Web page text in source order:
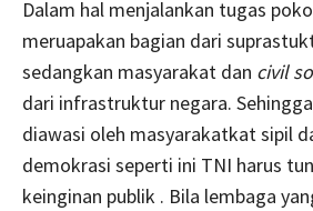
Dalam hal menjalankan tugas
meruapakan bagian dari
sedangkan masyarakat dan civil
dari infrastruktur negara.
diawasi oleh masyarakatkat sipil
demokrasi seperti ini TNI harus
keinginan publik . Bila lembaga